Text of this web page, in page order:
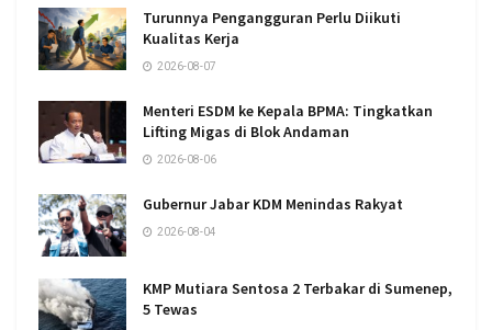
Turunnya Pengangguran Perlu Diikuti
Kualitas Kerja
2026-08-07
Menteri ESDM ke Kepala BPMA: Tingkatkan
Lifting Migas di Blok Andaman
2026-08-06
Gubernur Jabar KDM Menindas Rakyat
2026-08-04
KMP Mutiara Sentosa 2 Terbakar di Sumenep,
5 Tewas